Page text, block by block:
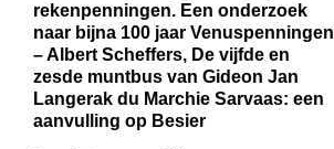
rekenpenningen. Een onderzoek
naar bijna 100 jaar Venuspenningen
– Albert Scheffers, De vijfde en
zesde muntbus van Gideon Jan
Langerak du Marchie Sarvaas: een
aanvulling op Besier